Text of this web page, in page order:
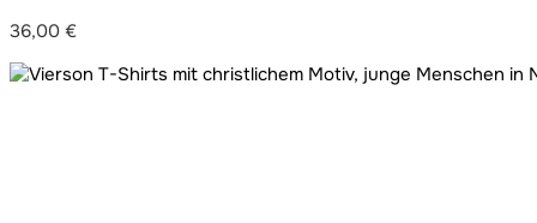
36,00 €